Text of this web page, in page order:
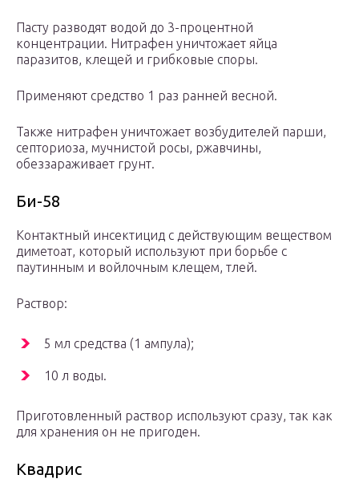
Пасту разводят водой до 3-процентной
концентрации. Нитрафен уничтожает яйца
паразитов, клещей и грибковые споры.
Применяют средство 1 раз ранней весной.
Также нитрафен уничтожает возбудителей парши,
септориоза, мучнистой росы, ржавчины,
обеззараживает грунт.
Би-58
Контактный инсектицид с действующим веществом
диметоат, который используют при борьбе с
паутинным и войлочным клещем, тлей.
Раствор:
5 мл средства (1 ампула);
10 л воды.
Приготовленный раствор используют сразу, так как
для хранения он не пригоден.
Квадрис